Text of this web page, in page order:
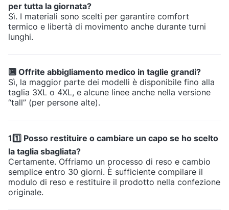
per tutta la giornata?
Sì. I materiali sono scelti per garantire comfort
termico e libertà di movimento anche durante turni
lunghi.
🔟 Offrite abbigliamento medico in taglie grandi?
Sì, la maggior parte dei modelli è disponibile fino alla
taglia 3XL o 4XL, e alcune linee anche nella versione
“tall” (per persone alte).
11️⃣ Posso restituire o cambiare un capo se ho scelto
la taglia sbagliata?
Certamente. Offriamo un processo di reso e cambio
semplice entro 30 giorni. È sufficiente compilare il
modulo di reso e restituire il prodotto nella confezione
originale.